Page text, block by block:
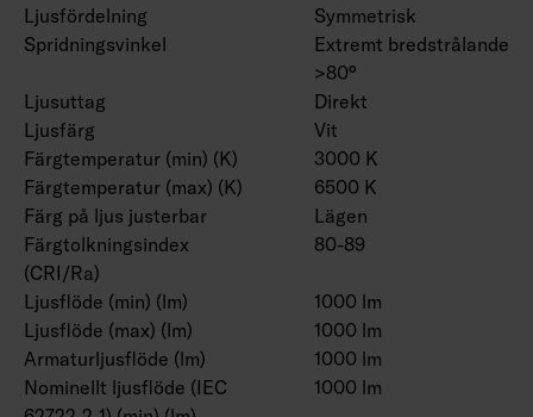
Ljusfördelning
Symmetrisk
Spridningsvinkel
Extremt bredstrålande
>80°
Ljusuttag
Direkt
Ljusfärg
Vit
Färgtemperatur (min) (K)
3000 K
Färgtemperatur (max) (K)
6500 K
Färg på ljus justerbar
Lägen
Färgtolkningsindex
(CRI/Ra)
80-89
Ljusflöde (min) (lm)
1000 lm
Ljusflöde (max) (lm)
1000 lm
Armaturljusflöde (lm)
1000 lm
Nominellt ljusflöde (IEC
1000 lm